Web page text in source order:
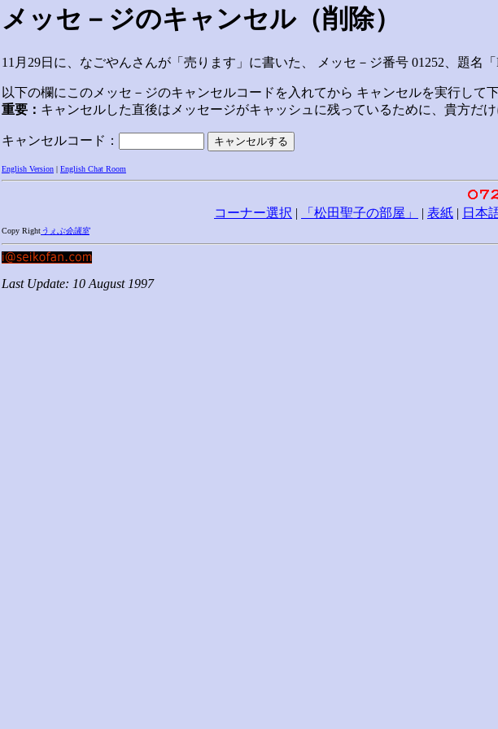
メッセ－ジのキャンセル（削除）
11月29日に、なごやんさんが「売ります」に書いた、 メッセ－ジ番号 01252、題名
以下の欄にこのメッセ－ジのキャンセルコードを入れてから キャンセルを実行して下
重要： キャンセルした直後はメッセージがキャッシュに残っているために、貴方だ
キャンセルコード：
English Version English Chat Room
コーナー選択 | 「松田聖子の部屋」 | 表紙 | 日本
Copy Right うぇぶ会議室
Last Update: 10 August 1997